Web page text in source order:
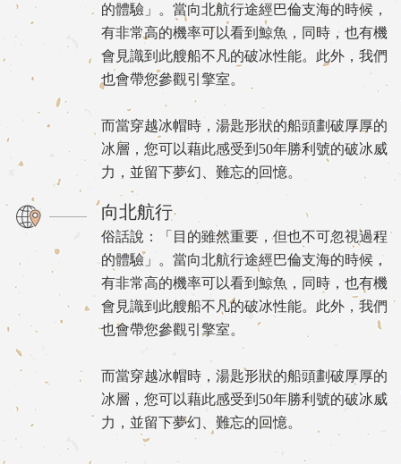
的體驗」。當向北航行途經巴倫支海的時候，
有非常高的機率可以看到鯨魚，同時，也有機
會見識到此艘船不凡的破冰性能。此外，我們
也會帶您參觀引擎室。
而當穿越冰帽時，湯匙形狀的船頭劃破厚厚的
冰層，您可以藉此感受到50年勝利號的破冰威
力，並留下夢幻、難忘的回憶。
向北航行
俗話說：「目的雖然重要，但也不可忽視過程
的體驗」。當向北航行途經巴倫支海的時候，
有非常高的機率可以看到鯨魚，同時，也有機
會見識到此艘船不凡的破冰性能。此外，我們
也會帶您參觀引擎室。
而當穿越冰帽時，湯匙形狀的船頭劃破厚厚的
冰層，您可以藉此感受到50年勝利號的破冰威
力，並留下夢幻、難忘的回憶。